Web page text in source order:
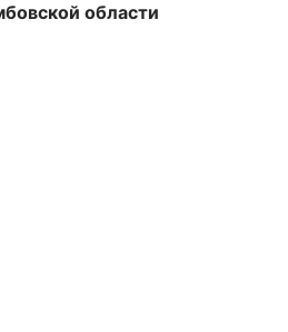
области